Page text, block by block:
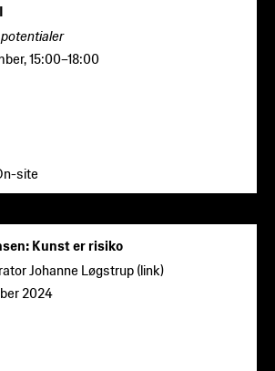
,15:00–18:00
site
Kunst er risiko
Johanne Løgstrup (link)
2024